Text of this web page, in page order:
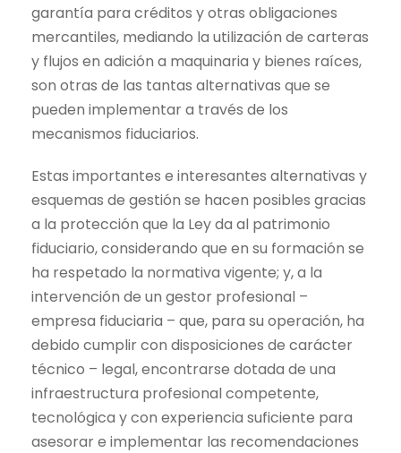
garantía para créditos y otras obligaciones
mercantiles, mediando la utilización de carteras
y flujos en adición a maquinaria y bienes raíces,
son otras de las tantas alternativas que se
pueden implementar a través de los
mecanismos fiduciarios.
Estas importantes e interesantes alternativas y
esquemas de gestión se hacen posibles gracias
a la protección que la Ley da al patrimonio
fiduciario, considerando que en su formación se
ha respetado la normativa vigente; y, a la
intervención de un gestor profesional –
empresa fiduciaria – que, para su operación, ha
debido cumplir con disposiciones de carácter
técnico – legal, encontrarse dotada de una
infraestructura profesional competente,
tecnológica y con experiencia suficiente para
asesorar e implementar las recomendaciones